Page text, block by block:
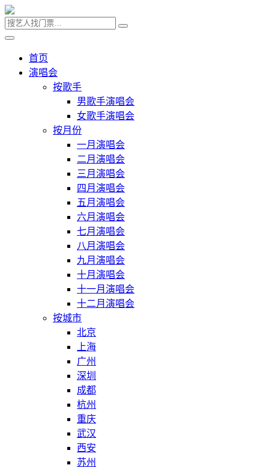
首页
演唱会
按歌手
男歌手演唱会
女歌手演唱会
按月份
一月演唱会
二月演唱会
三月演唱会
四月演唱会
五月演唱会
六月演唱会
七月演唱会
八月演唱会
九月演唱会
十月演唱会
十一月演唱会
十二月演唱会
按城市
北京
上海
广州
深圳
成都
杭州
重庆
武汉
西安
苏州